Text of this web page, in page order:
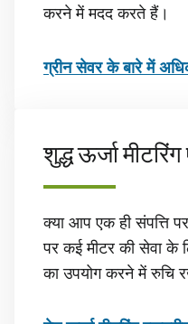
करने में मदद करते हैं।
ग्रीन सेवर के बारे में
शुद्ध ऊर्जा
क्या आप एक ही संपत्ति
पर कई मीटर की सेवा के
का उपयोग करने में रुचि